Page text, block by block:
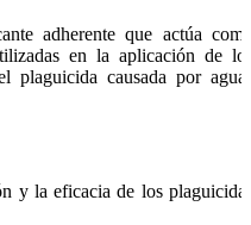
adherente que actúa
en la aplicación de
plaguicida causada por
y la eficacia de los